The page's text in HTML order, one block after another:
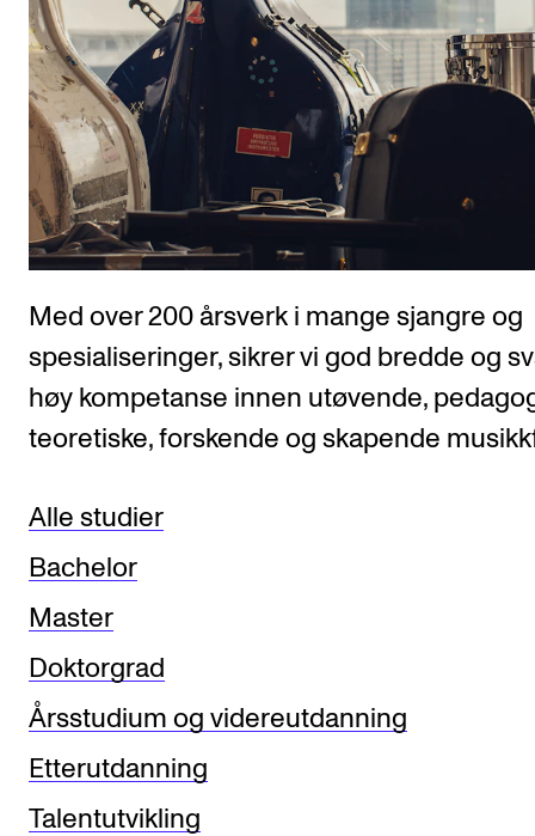
Arrangementer og konserter
Nyheter og historier
Ledige stillinger
INFO
Om Norges musikkhøgskole
For ansatte og studenter
Med over 200 årsverk i mange sjangre og
spesialiseringer, sikrer vi god bredde og
høy kompetanse innen utøvende,
teoretiske, forskende og skapende
Alle studier
Bachelor
Master
Doktorgrad
Årsstudium og videreutdanning
Etterutdanning
Talentutvikling